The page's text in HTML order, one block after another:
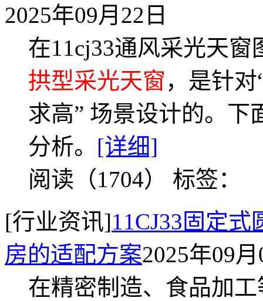
2025年09月22日
在11cj33通风采光天窗
拱型采光天窗 ，是针
求高” 场景设计的。下
分析。 [详细]
阅读（1704） 标签：
[行业资讯]11CJ33固定
房的适配方案2025年09
在精密制造、食品加